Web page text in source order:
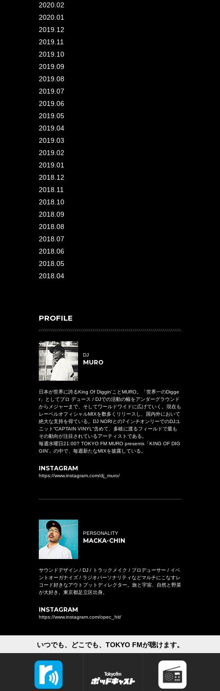
2020.02
2020.01
2019.12
2019.11
2019.10
2019.09
2019.08
2019.07
2019.06
2019.05
2019.04
2019.03
2019.02
2019.01
2018.12
2018.11
2018.10
2018.09
2018.08
2018.07
2018.06
2018.05
2018.04
PROFILE
DJ
MURO
日本が世界に誇るKing Of Diggin'ことMURO。「世界一のDigge
r」としてプロ デュース / DJでの活動の幅をアンダーグラウンド
からメジャーまで、そしてワールドワイドに広げていく。現在も
レーベルオフィシャルMIXを数多くリリースし、国内外において
絶大な支持を得ている。DJ NORIとの7インチオンリーでのDJユ
ニット“CAPTAIN VINYL”含めて、多岐に渡るフィールドで最も
その動向が注目されているアーティストである。
毎週水曜日21:00? TOKYO FM MURO presents「KING OF DIG
GIN’」の中で、毎週新たなMIXを披露している。
INSTAGRAM
https://www.instagram.com/dj_muro/
PERSONALITY
MACKA-CHIN
サウンドデザイン / DJ / トラックメイク / プロデューサー / イベ
ントオーガナイズ / ラジオパーソナリティなどマルチにこなすレ
コード好きなアウトプットディレクター。旅と宇宙、自然と野菜
が大好き。東京都足立区出身。
INSTAGRAM
https://www.instagram.com/opec_hit/
いつでも、どこでも、TOKYO FMが聴けます。